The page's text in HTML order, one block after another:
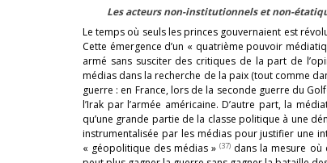
Les acteurs non-institutionnels et non-
Le temps où seuls les princes gouvernaient est
Cette émergence d’un « quatrième pouvoir
armé sans susciter des critiques de la part de
médias dans la recherche de la paix (tout comme
guerre : en France, lors de la seconde guerre du
l’Irak par l’armée américaine. D’autre part, la
qu’une grande partie de la classe politique à une
instrumentalisée par les médias pour justifier une
« géopolitique des médias »(37) dans la mesure où